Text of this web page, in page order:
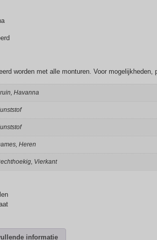
worden met alle monturen. Voor
Havanna
Heren
Vierkant
informatie